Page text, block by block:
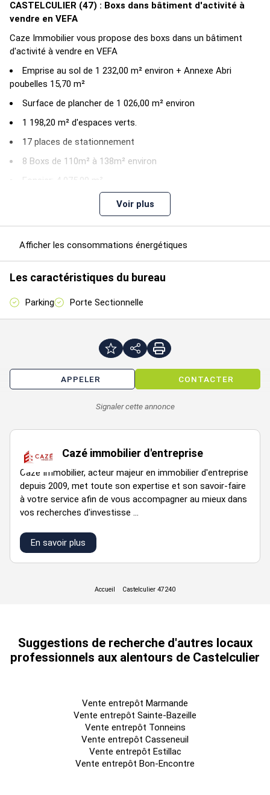
CASTELCULIER (47) : Boxs dans bâtiment d'activité à
vendre en VEFA
Caze Immobilier vous propose des boxs dans un bâtiment
d'activité à vendre en VEFA
Emprise au sol de 1 232,00 m² environ + Annexe Abri
poubelles 15,70 m²
Surface de plancher de 1 026,00 m² environ
1 198,20 m² d'espaces verts.
17 places de stationnement
8 Boxs de 110m² à 138m² environ
Foncier: 4 075,00 m²
Hauteur max. du bâti: 6,00m
Bâti classé Code du Travail uniquement
Les informations sur les risques auxquels ce bien est exposé
sont disponibles sur le site Géorisques :
www.georisques.gouv.fr
Disponibilité : 2ème semestre 2023
Bâtiment grand terrain
Menuiseries posées
Prix de vente : 1850 € / m2
Honoraires à la charge de l'acquéreur : 8 % HT
surfaces disponibles : en fonction des lots
124 m²
1 850 €
Voir plus
Afficher les consommations énergétiques
Les caractéristiques du bureau
Parking Porte Sectionnelle
APPELER CONTACTER
Signaler cette annonce
Cazé immobilier d'entreprise
Cazé Immobilier, acteur majeur en immobilier d'entreprise
depuis 2009, met toute son expertise et son savoir-faire
à votre service afin de vous accompagner au mieux dans
vos recherches d'investisse ...
En savoir plus
Suggestions de recherche d'autres locaux
professionnels aux alentours de Castelculier
Vente entrepôt Marmande
Vente entrepôt Sainte-Bazeille
Vente entrepôt Tonneins
Vente entrepôt Casseneuil
Vente entrepôt Estillac
Vente entrepôt Bon-Encontre